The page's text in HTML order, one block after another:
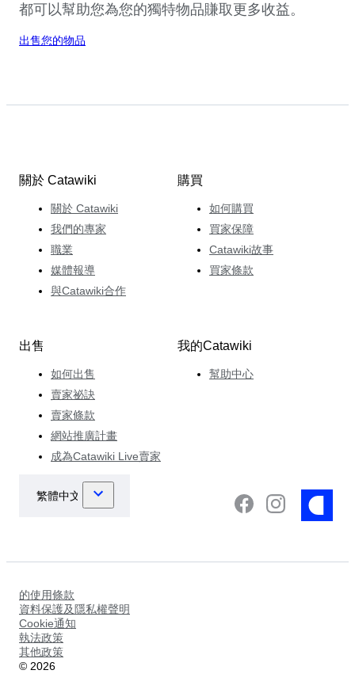
都可以幫助您為您的獨特物品賺取更多收益。
出售您的物品
關於 Catawiki
關於 Catawiki
我們的專家
職業
媒體報導
與Catawiki合作
購買
如何購買
買家保障
Catawiki故事
買家條款
出售
如何出售
賣家祕訣
賣家條款
網站推廣計畫
成為Catawiki Live賣家
我的Catawiki
幫助中心
的使用條款
資料保護及隱私權聲明
Cookie通知
執法政策
其他政策
© 2026